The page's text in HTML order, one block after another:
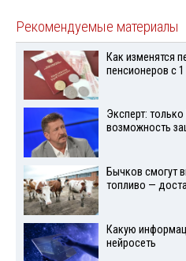
Рекомендуемые материалы
Как изменятся
пенсионеров с 1
Эксперт:
возможность
Бычков смогут
топливо —
Какую
нейросеть